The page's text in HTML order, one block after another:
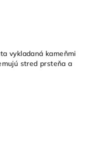
vykladaná kameňmi
stred prsteňa a